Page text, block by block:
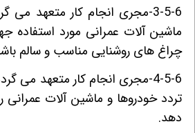
3-5-6-مجری انجام کار متعهد می
ماشین آلات عمرانی مورد استفاده
چراغ های روشنایی مناسب و سالم
4-5-6-مجری انجام کار متعهد می
تردد خودروها و ماشین آلات عمرانی
دهد.